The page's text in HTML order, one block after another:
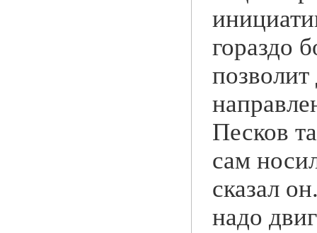
гораздо
Песков
сам
сказал
надо